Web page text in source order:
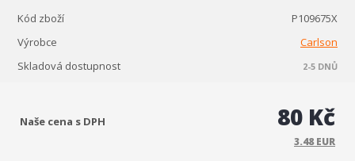
Kód zboží
P109675X
Výrobce
Carlson
Skladová dostupnost
2-5 DNŮ
Naše cena s DPH 80 Kč
3.48 EUR